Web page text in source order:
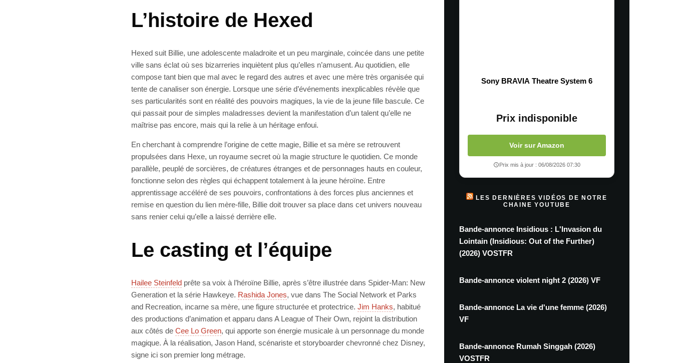
L’histoire de Hexed
Hexed suit Billie, une adolescente maladroite et un peu marginale, coincée dans une petite
ville sans éclat où ses bizarreries inquiètent plus qu’elles n’amusent. Au quotidien, elle
compose tant bien que mal avec le regard des autres et avec une mère très organisée qui
tente de canaliser son énergie. Lorsque une série d’événements inexplicables révèle que
ses particularités sont en réalité des pouvoirs magiques, la vie de la jeune fille bascule. Ce
qui passait pour de simples maladresses devient la manifestation d’un talent qu’elle ne
maîtrise pas encore, mais qui la relie à un héritage enfoui.
En cherchant à comprendre l’origine de cette magie, Billie et sa mère se retrouvent
propulsées dans Hexe, un royaume secret où la magie structure le quotidien. Ce monde
parallèle, peuplé de sorcières, de créatures étranges et de personnages hauts en couleur,
fonctionne selon des règles qui échappent totalement à la jeune héroïne. Entre
apprentissage accéléré de ses pouvoirs, confrontations à des forces plus anciennes et
remise en question du lien mère-fille, Billie doit trouver sa place dans cet univers nouveau
sans renier celui qu’elle a laissé derrière elle.
Le casting et l’équipe
Hailee Steinfeld prête sa voix à l’héroïne Billie, après s’être illustrée dans Spider-Man: New
Generation et la série Hawkeye. Rashida Jones, vue dans The Social Network et Parks
and Recreation, incarne sa mère, une figure structurée et protectrice. Jim Hanks, habitué
des productions d’animation et apparu dans A League of Their Own, rejoint la distribution
aux côtés de Cee Lo Green, qui apporte son énergie musicale à un personnage du monde
magique. À la réalisation, Jason Hand, scénariste et storyboarder chevronné chez Disney,
signe ici son premier long métrage.
Sony BRAVIA Theatre System 6
Prix indisponible
Voir sur Amazon
Prix mis à jour : 06/08/2026 07:30
LES DERNIÈRES VIDÉOS DE NOTRE
CHAINE YOUTUBE
Bande-annonce Insidious : L'Invasion du
Lointain (Insidious: Out of the Further)
(2026) VOSTFR
Bande-annonce violent night 2 (2026) VF
Bande-annonce La vie d'une femme (2026)
VF
Bande-annonce Rumah Singgah (2026)
VOSTFR